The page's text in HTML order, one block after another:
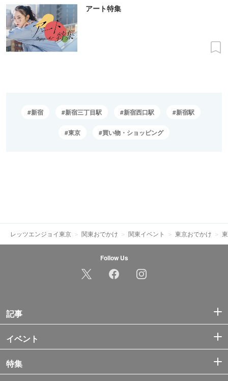
アート特集
新宿 新宿三丁目駅 新宿西口駅 新宿駅
東京 買い物・ショッピング
レッツエンジョイ東京 関東おでかけ 関東イベント 東京おでかけ
Follow Us
記事
イベント
特集